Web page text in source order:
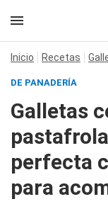
Inicio Recetas
DE PANADERÍA
Galletas
perfecta
para